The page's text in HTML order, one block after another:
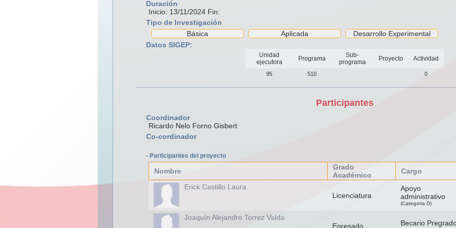
Duración
Inicio: 13/11/2024 Fin:
Tipo de Investigación
Básica
Aplicada
Desarrollo Experimental
Datos SIGEP:
Unidad
ejecutora
Programa
Sub-
programa
Proyecto Actividad
95 510 0
Participantes
Coordinador
Ricardo Nelo Forno Gisbert
Co-cordinador
- Participantes del proyecto
Nombre
Grado
Académico
Cargo
Erick Castillo Laura
Licenciatura
Apoyo
administrativo
(Categoria D)
Joaquín Alejandro Torrez Valda
Egresado
Becario